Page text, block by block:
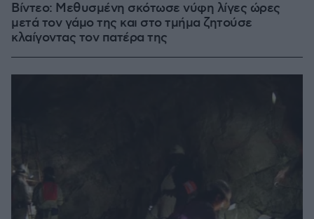
Βίντεο: Μεθυσμένη σκότωσε νύφη λίγες ώρες
μετά τον γάμο της και στο τμήμα ζητούσε
κλαίγοντας τον πατέρα της